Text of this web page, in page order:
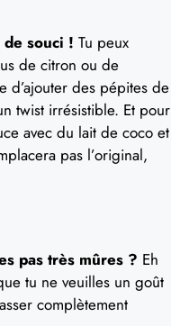
de souci ! Tu peux
de citron ou de
d’ajouter des pépites de
twist irrésistible. Et pour
avec du lait de coco et
pas l’original,
pas très mûres ? Eh
tu ne veuilles un goût
complètement